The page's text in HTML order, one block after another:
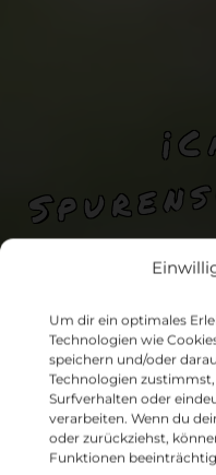
Um dir ein optimales
Technologien wie
speichern und/oder
Technologien
Surfverhalten oder
verarbeiten. Wenn du
oder zurückziehst,
Funktionen